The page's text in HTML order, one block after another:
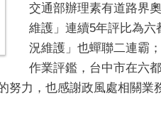
交通部辦理素有道路界
維護」連續5年評比為
況維護」也蟬聯二連霸
作業評鑑，台中市在六
力，也感謝政風處相關